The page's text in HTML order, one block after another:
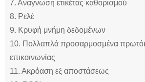
7. Ανάγνωση ετικέτας καθορισμού
8. Ρελέ
9. Κρυφή μνήμη δεδομένων
10. Πολλαπλά προσαρμοσμένα
επικοινωνίας
11. Ακρόαση εξ αποστάσεως